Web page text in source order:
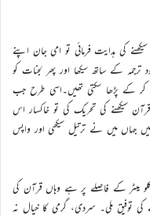
کی ہدایت فرمائی تو امی جان اپنے
کے ساتھ سیکھا اور پھر لجنات کو
کر کے پڑھا سکتی تھیں۔اسی طرح جب
سیکھنے کی تحریک کی تو خاکسار اس
جہاں میں نے ترتیل سیکھی اور واپس
میٹر کے فاصلے پر ہے وہاں قرآن کی
کی توفیق ملی۔ سردی، گرمی کا خیال نہ